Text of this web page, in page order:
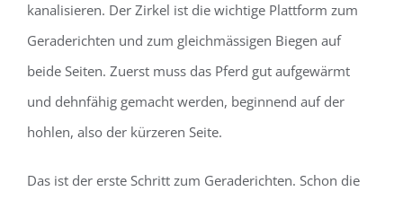
kanalisieren. Der Zirkel ist die wichtige Plattform zum
Geraderichten und zum gleichmässigen Biegen auf
beide Seiten. Zuerst muss das Pferd gut aufgewärmt
und dehnfähig gemacht werden, beginnend auf der
hohlen, also der kürzeren Seite.
Das ist der erste Schritt zum Geraderichten. Schon die